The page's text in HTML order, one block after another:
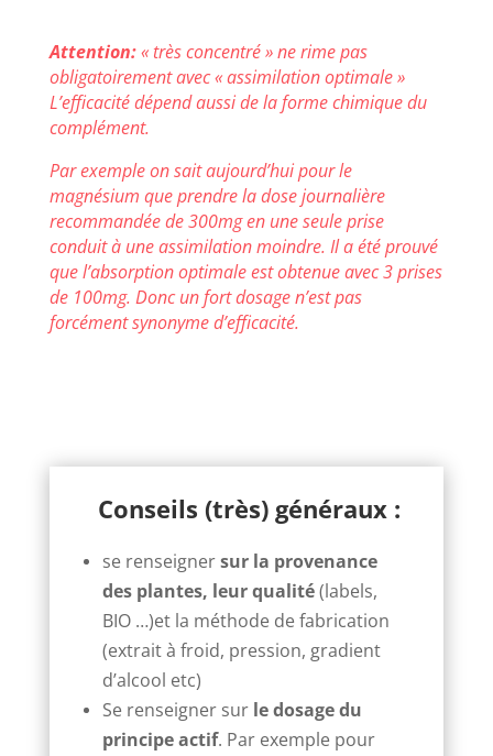
Attention:« très concentré » ne rime pas
obligatoirement avec « assimilation optimale »
L’efficacité dépend aussi de la forme chimique du
complément.
Par exemple on sait aujourd’hui pour le
magnésium que prendre la dose journalière
recommandée de 300mg en une seule prise
conduit à une assimilation moindre. Il a été prouvé
que l’absorption optimale est obtenue avec 3 prises
de 100mg. Donc un fort dosage n’est pas
forcément synonyme d’efficacité.
Conseils (très) généraux :
se renseignersur la provenance
des plantes, leur qualité(labels,
BIO …)et la méthode de fabrication
(extrait à froid, pression, gradient
d’alcool etc)
Se renseigner surle dosage du
principe actif. Par exemple pour